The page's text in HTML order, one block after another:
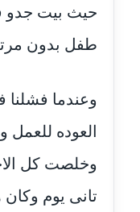
مدونة
عاملة
عاملة
مدونة
عاملة
مدونة
حيث بيت جدو
طفل بدون
وعندما
العوده
وخلصت كل